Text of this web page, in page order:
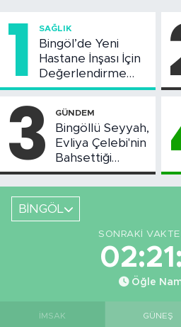
1 SAĞLIK
Bingöl’de Yeni
Hastane İnşası İçin
Değerlendirme
Toplantısı Yapıldı
3 GÜNDEM
Bingöllü Seyyah,
Evliya Çelebi'nin
Bahsettiği
Bingöl'deki O
Yeri Görüntüledi
BİNGÖL
SONRAKI
Öğle
İMSAK GÜNEŞ